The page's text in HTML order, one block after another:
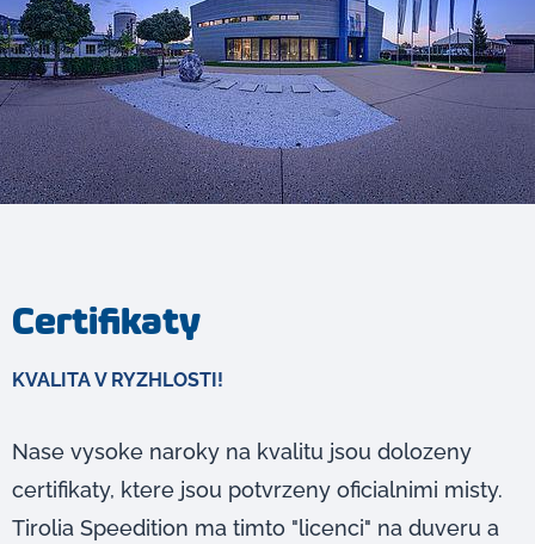
Polski
Česky
Magyar
Hrvatski
Română
Certifikaty
KVALITA V RYZHLOSTI!
Nase vysoke naroky na kvalitu jsou dolozeny
certifikaty, ktere jsou potvrzeny oficialnimi misty.
Tirolia Speedition ma timto "licenci" na duveru a